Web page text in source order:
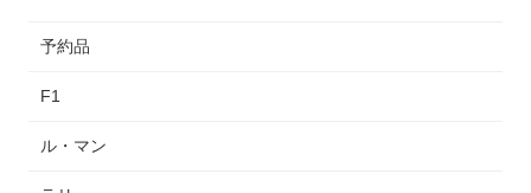
予約品
F1
ル・マン